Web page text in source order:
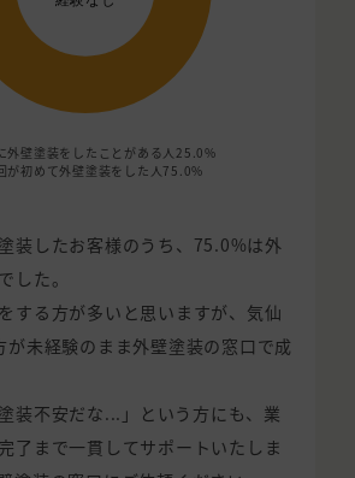
外壁塗装をしたことがある人 25.0%
が初めて外壁塗装をした人 75.0%
装したお客様のうち、75.0%は外
した。
する方が多いと思いますが、気仙
が未経験のまま外壁塗装の窓口で成
装不安だな...」という方にも、業
了まで一貫してサポートいたしま